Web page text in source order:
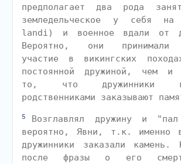
предполагает два рода
земледельческое у себя
landi) и военное вдали от
Вероятно, они принимали
участие в викингских
постоянной дружиной, чем и
то, что дружинники
родственниками заказывают
5
Возглавлял дружину и
вероятно, Явни, т.к. именно
дружинники заказали камень.
после фразы о его